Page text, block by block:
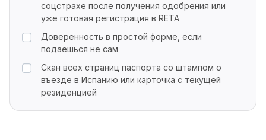
соцстрахе после получения одобрения или
уже готовая регистрация в RETA
Доверенность в простой форме, если
подаешься не сам
Скан всех страниц паспорта со штампом о
въезде в Испанию или карточка с текущей
резиденцией